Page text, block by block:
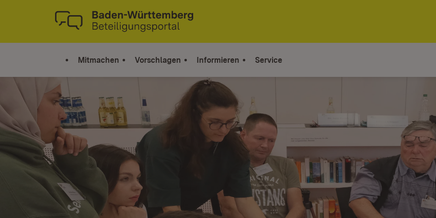
Zum Inhalt springen
Link zur Startseite
Mitmachen Vorschlagen Informieren Service